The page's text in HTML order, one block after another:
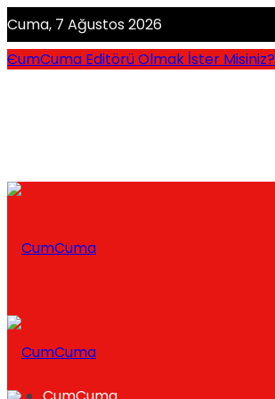
Cuma, 7 Ağustos 2026
CumCuma Editörü Olmak İster Misiniz?